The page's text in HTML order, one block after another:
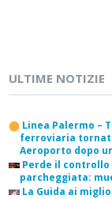
ULTIME NOTIZIE
Linea Palermo –
ferroviaria
Aeroporto dopo
Perde il
parcheggiata:
La Guida ai